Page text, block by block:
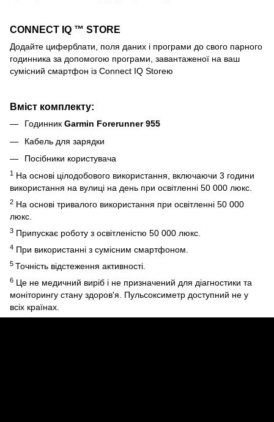
CONNECT IQ ™ STORE
Додайте циферблати, поля даних і програми до свого парного
годинника за допомогою програми, завантаженої на ваш
сумісний смартфон із Connect IQ Storeю
Вміст комплекту:
Годинник Garmin Forerunner 955
Кабель для зарядки
Посібники користувача
1 На основі цілодобового використання, включаючи 3 години
використання на вулиці на день при освітленні 50 000 люкс.
2 На основі тривалого використання при освітленні 50 000
люкс.
3 Припускає роботу з освітленістю 50 000 люкс.
4 При використанні з сумісним смартфоном.
5 Точність відстеження активності.
6 Це не медичний виріб і не призначений для діагностики та
моніторингу стану здоров'я. Пульсоксиметр доступний не у
всіх країнах.